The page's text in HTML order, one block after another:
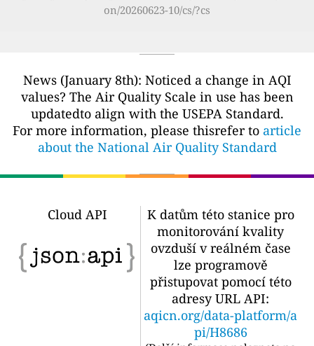
on/20260623-10/cs/?cs
News (January 8th): Noticed a change in AQI
values? The Air Quality Scale in use has been
updatedto align with the USEPA Standard.
For more information, please thisrefer to article
about the National Air Quality Standard
Cloud API
K datům této stanice pro
monitorování kvality
ovzduší v reálném čase
lze programově
přistupovat pomocí této
adresy URL API:
aqicn.org/data-platform/a
pi/H8686